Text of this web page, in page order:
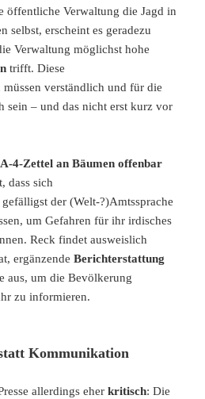
öffentliche Verwaltung die Jagd in
selbst, erscheint es geradezu
Verwaltung möglichst hohe
trifft. Diese
verständlich und für die
sein – und das nicht erst kurz vor
4-Zettel an Bäumen offenbar
dass sich
der (Welt-?)Amtssprache
um Gefahren für ihr irdisches
Reck findet ausweislich
ergänzendeBerichterstattung
aus, um die Bevölkerung
zu informieren.
Kommunikation
allerdings eherkritisch: Die